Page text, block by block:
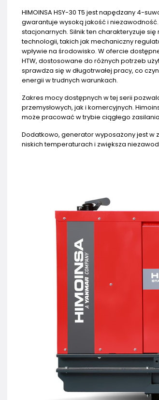
HIMOINSA HSY-30 T5 jest napędzany 4-
gwarantuje wysoką jakość i
stacjonarnych. Silnik ten charakteryzuje
technologii, takich jak mechaniczny
wpływie na środowisko. W ofercie dostępne
HTW, dostosowane do różnych potrzeb
sprawdza się w długotrwałej pracy, co
energii w trudnych warunkach.
Zakres mocy dostępnych w tej serii
przemysłowych, jak i komercyjnych.
może pracować w trybie ciągłego
Dodatkowo, generator wyposażony jest w
niskich temperaturach i zwiększa